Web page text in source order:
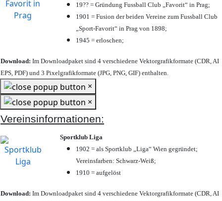
19?? = Gründung Fussball Club „Favorit“ in Prag;
1901 = Fusion der beiden Vereine zum Fussball Club
„Sport-Favorit“ in Prag von 1898;
1945 = erloschen;
Download: Im Downloadpaket sind 4 verschiedene Vektorgrafikformate (CDR, AI
EPS, PDF) und 3 Pixelgrafikformate (JPG, PNG, GIF) enthalten.
×
×
Vereinsinformationen:
Sportklub Liga
1902 = als Sportklub „Liga“ Wien gegründet;
Vereinsfarben: Schwarz-Weiß;
1910 = aufgelöst
Download: Im Downloadpaket sind 4 verschiedene Vektorgrafikformate (CDR, AI